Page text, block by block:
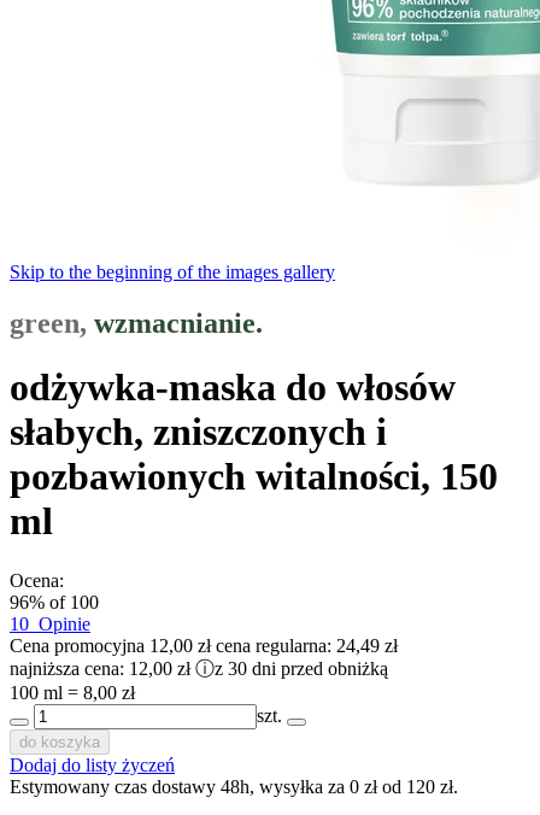
Skip to the beginning of the images gallery
green, wzmacnianie.
odżywka-maska do włosów
słabych, zniszczonych i
pozbawionych witalności, 150
ml
Ocena:
96% of 100
10 Opinie
Cena promocyjna 12,00 zł cena regularna: 24,49 zł
najniższa cena: 12,00 zł ⓘz 30 dni przed obniżką
100 ml = 8,00 zł
szt.
do koszyka
Dodaj do listy życzeń
Estymowany czas dostawy 48h, wysyłka za 0 zł od 120 zł.